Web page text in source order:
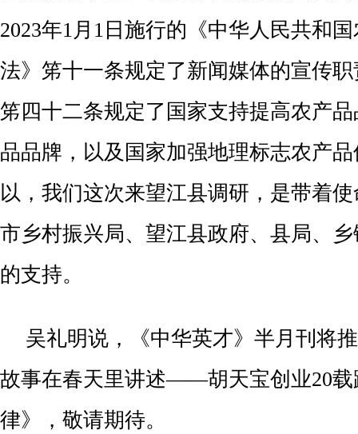
2023年1月1日施行的《中华人民共和
法》笫十一条规定了新闻媒体的宣传
笫四十二条规定了国家支持提高农产
品品牌，以及国家加强地理标志农产
以，我们这次来望江县调研，是带着
市乡村振兴局、望江县政府、县局、
的支持。
吴礼明说，《中华英才》半月刊将
故事在春天里讲述——胡天宝创业20载
律》，敬请期待。